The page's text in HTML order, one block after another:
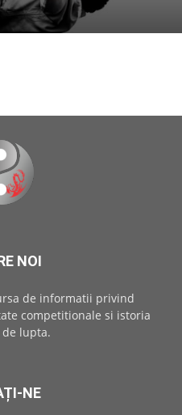
NOI
de informatii privind
competitionale si istoria
lupta.
NE